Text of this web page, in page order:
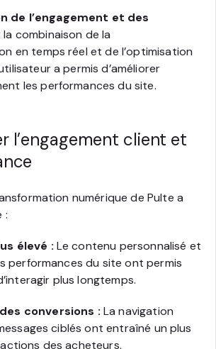
de l’engagement et des
la combinaison de la
en temps réel et de l’optimisation
a permis d’améliorer
les performances du site.
l’engagement client et
numérique de Pulte a
:
élevé : Le contenu personnalisé et
performances du site ont permis
plus longtemps.
conversions : La navigation
ciblés ont entraîné un plus
des acheteurs.